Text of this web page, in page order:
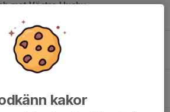
mot Västra Husby
är här!
kakor